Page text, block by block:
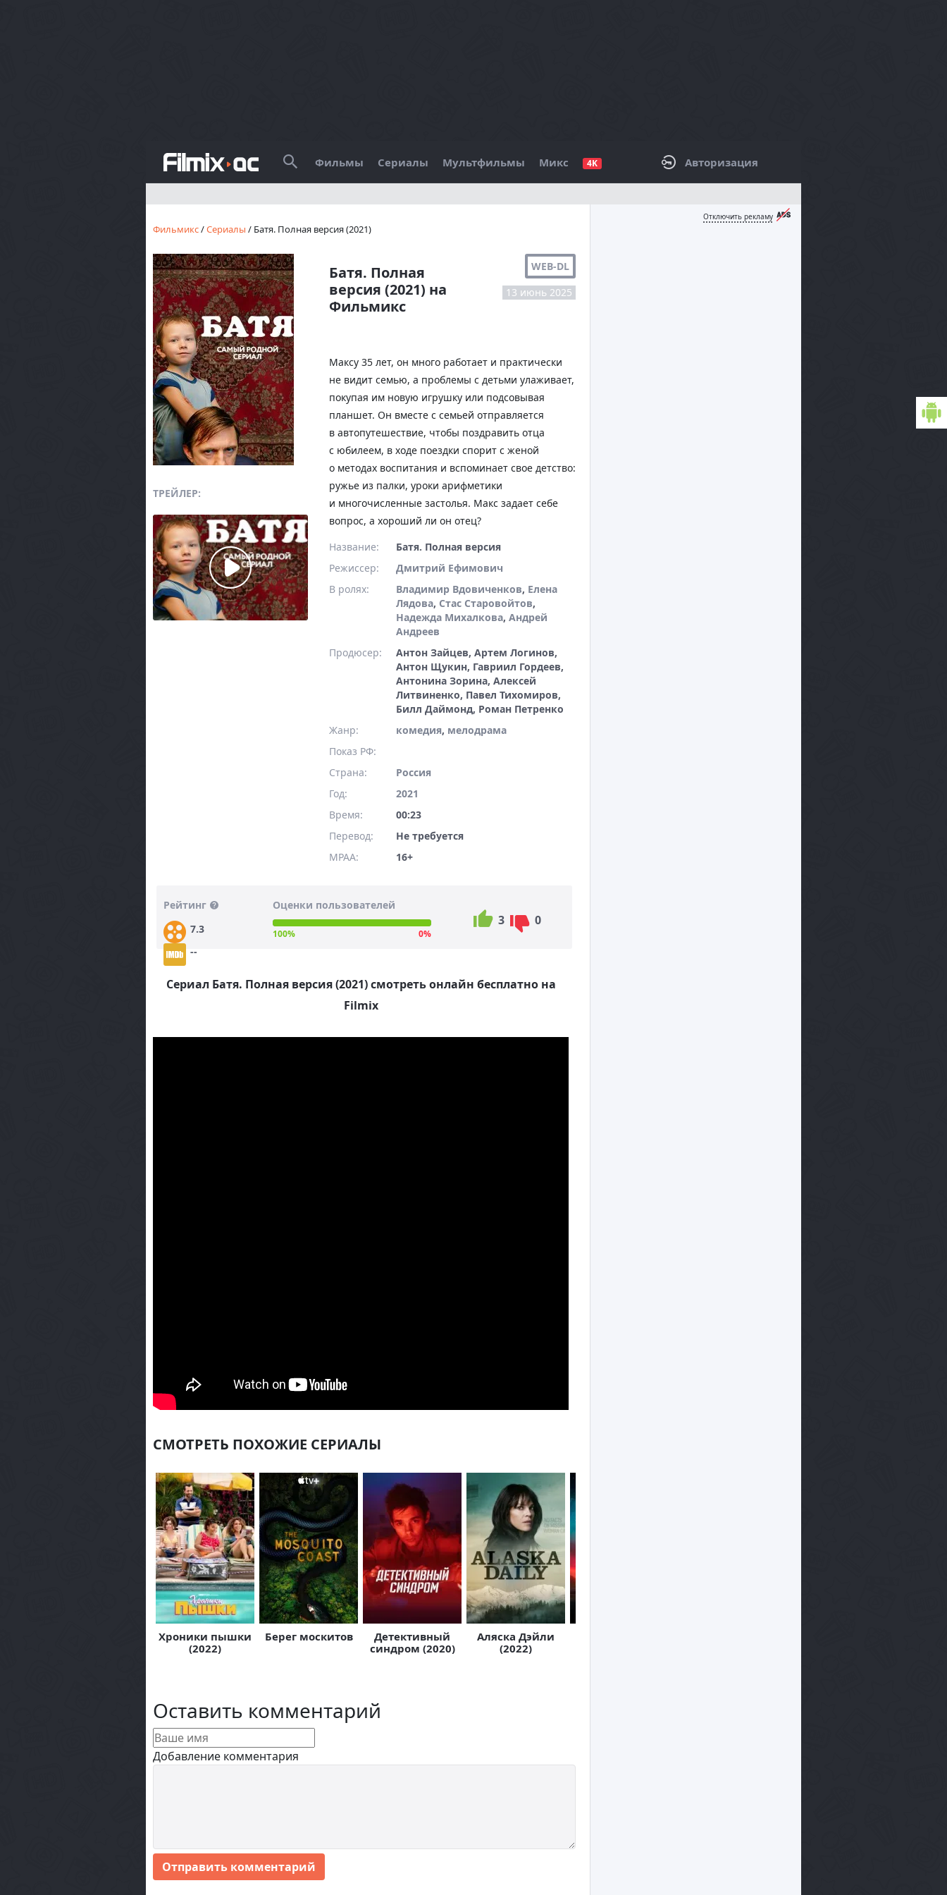
Поиск
Фильмы Сериалы Мультфильмы Микс 4K Авторизация
Фильмикс/Сериалы / Батя. Полная версия (2021)
ТРЕЙЛЕР:
Батя. Полная
версия (2021) на
Фильмикс
WEB-DL
13 июнь 2025
Максу 35 лет, он много работает и практически
не видит семью, а проблемы с детьми улаживает,
покупая им новую игрушку или подсовывая
планшет. Он вместе с семьей отправляется
в автопутешествие, чтобы поздравить отца
с юбилеем, в ходе поездки спорит с женой
о методах воспитания и вспоминает свое детство:
ружье из палки, уроки арифметики
и многочисленные застолья. Макс задает себе
вопрос, а хороший ли он отец?
Название:
Батя. Полная версия
Режиссер:
Дмитрий Ефимович
В ролях:
Владимир Вдовиченков, Елена
Лядова, Стас Старовойтов,
Надежда Михалкова, Андрей
Андреев
Продюсер:
Антон Зайцев, Артем Логинов,
Антон Щукин, Гавриил Гордеев,
Антонина Зорина, Алексей
Литвиненко, Павел Тихомиров,
Билл Даймонд, Роман Петренко
Жанр:
комедия, мелодрама
Показ РФ:
Страна:
Россия
Год:
2021
Время:
00:23
Перевод:
Не требуется
MPAA:
16+
Рейтинг
7.3
--
Оценки пользователей
100% 0%
3 0
Сериал Батя. Полная версия (2021) смотреть онлайн бесплатно на
Filmix
СМОТРЕТЬ ПОХОЖИЕ СЕРИАЛЫ
Хроники пышки
(2022)
Берег москитов
Детективный
синдром (2020)
Аляска Дэйли
(2022)
Оставить комментарий
Добавление комментария
Отправить комментарий
БОКОВАЯ ПАНЕЛЬ / ФИЛЬТРЫ
Отключить рекламу